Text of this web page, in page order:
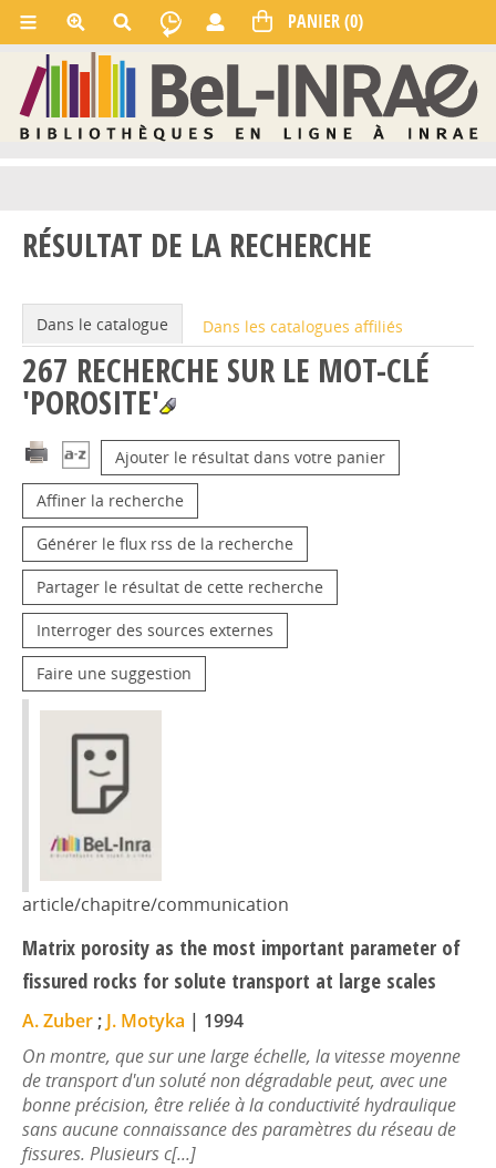
RÉSULTAT DE LA RECHERCHE
Dans le catalogue Dans les catalogues affiliés
267 RECHERCHE SUR LE MOT-CLÉ
'POROSITE'
Ajouter le résultat dans votre panier
Affiner la recherche
Générer le flux rss de la recherche
Partager le résultat de cette recherche
Interroger des sources externes
Faire une suggestion
article/chapitre/communication
Matrix porosity as the most important parameter of
fissured rocks for solute transport at large scales
A. Zuber ; J. Motyka | 1994
On montre, que sur une large échelle, la vitesse moyenne
de transport d'un soluté non dégradable peut, avec une
bonne précision, être reliée à la conductivité hydraulique
sans aucune connaissance des paramètres du réseau de
fissures. Plusieurs c[...]